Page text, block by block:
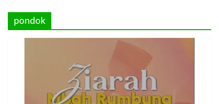
pondok